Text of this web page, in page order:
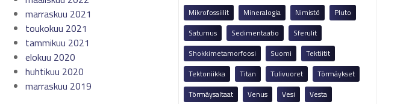
Mikrofossiilit
Mineralogia Nimistö
Pluto
Saturnus
Sedimentaatio
Sferulit
Shokkimetamorfoosi
Suomi
Tektiitit
Tektoniikka
Titan Tulivuoret
Törmäykset
Törmäysaltaat
Venus Vesi
Vesta
marraskuu 2021
toukokuu 2021
tammikuu 2021
elokuu 2020
huhtikuu 2020
marraskuu 2019